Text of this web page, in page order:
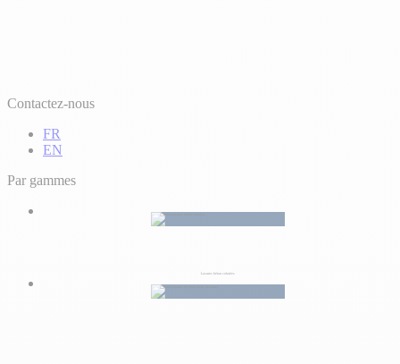
Contactez-nous
FR
EN
Par gammes
Lasures béton colorées